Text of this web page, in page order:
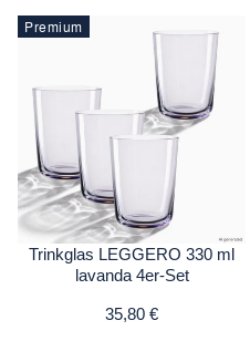
Premium
Trinkglas LEGGERO 330 ml
lavanda 4er-Set
35,80 €